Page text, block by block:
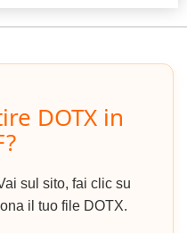
DOTX in
sul sito, fai clic su
il tuo file DOTX.